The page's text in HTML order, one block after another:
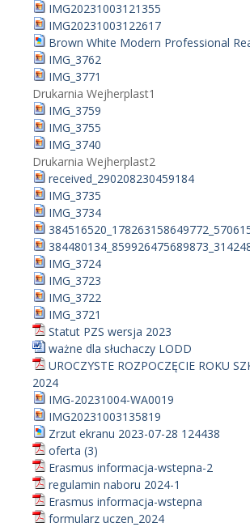
IMG20231003121355
IMG20231003122617
Brown White Modern Professional
IMG_3762
IMG_3771
Drukarnia Wejherplast1
IMG_3759
IMG_3755
IMG_3740
Drukarnia Wejherplast2
received_290208230459184
IMG_3735
IMG_3734
IMG_3724
IMG_3723
IMG_3722
IMG_3721
Statut PZS wersja 2023
ważne dla słuchaczy LODD
UROCZYSTE ROZPOCZĘCIE ROKU
2024
IMG-20231004-WA0019
IMG20231003135819
Zrzut ekranu 2023-07-28 124438
oferta (3)
Erasmus informacja-wstepna-2
regulamin naboru 2024-1
Erasmus informacja-wstepna
formularz uczen_2024